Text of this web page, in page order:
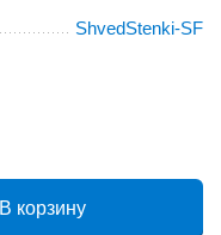
ShvedStenki-SF
В корзину